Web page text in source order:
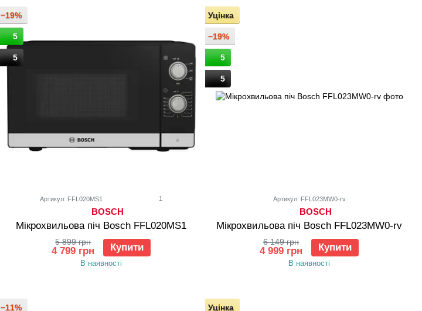
−19%
5
5
Артикул: FFL020MS1 1
BOSCH
Мікрохвильова піч Bosch FFL020MS1
5 899 грн
4 799 грн Купити
В наявності
Уцінка
−19%
5
5
Артикул: FFL023MW0-rv
BOSCH
Мікрохвильова піч Bosch FFL023MW0-rv
6 149 грн
4 999 грн Купити
В наявності
−11% Уцінка